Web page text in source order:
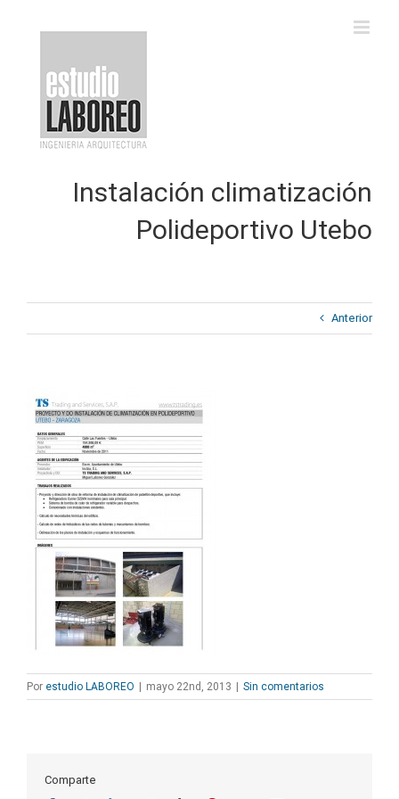
Instalación climatización
Polideportivo Utebo
Anterior
Por estudio LABOREO mayo 22nd, 2013 Sin comentarios
Comparte